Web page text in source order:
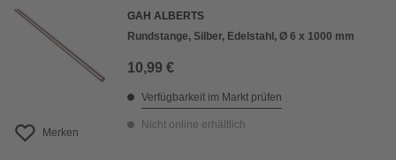
Merken
GAH ALBERTS
Rundstange, Silber, Edelstahl, Ø 6 x 1000 mm
10,99 €
Verfügbarkeit im Markt prüfen
Nicht online erhältlich